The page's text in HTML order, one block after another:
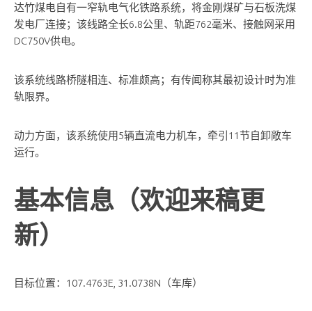
达竹煤电自有一窄轨电气化铁路系统，将金刚煤矿与石板洗煤
发电厂连接；该线路全长6.8公里、轨距762毫米、接触网采用
DC750V供电。
该系统线路桥隧相连、标准颇高；有传闻称其最初设计时为准
轨限界。
动力方面，该系统使用5辆直流电力机车，牵引11节自卸敞车
运行。
基本信息（欢迎来稿更
新）
目标位置：107.4763E, 31.0738N（车库）